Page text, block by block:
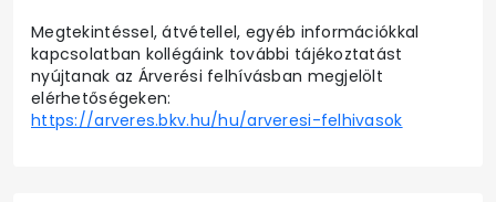
Megtekintéssel, átvétellel, egyéb információkkal
kapcsolatban kollégáink további tájékoztatást
nyújtanak az Árverési felhívásban megjelölt
elérhetőségeken:
https://arveres.bkv.hu/hu/arveresi-felhivasok